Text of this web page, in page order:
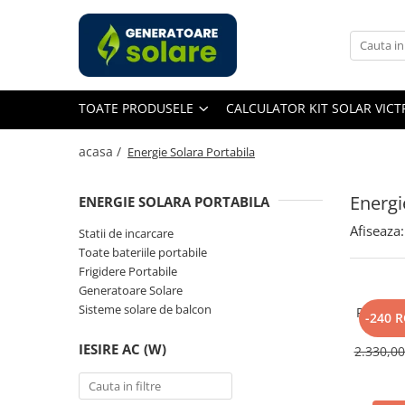
Toate Produsele
Cauta dupa capacitate
Intre 1000-2000W
Peste 3000W
Cauta dupa marca
TOATE PRODUSELE CALCULATOR KIT SOLAR
acasa / Energie Solara Portabila
ENERGIE SOLARA PORTABILA
Statii de incarcare
Toate bateriile portabile
Frigidere Portabile
Generatoare Solare
Sisteme solare de balcon
IESIRE AC (W)
Afiseaza:
-240
Panou